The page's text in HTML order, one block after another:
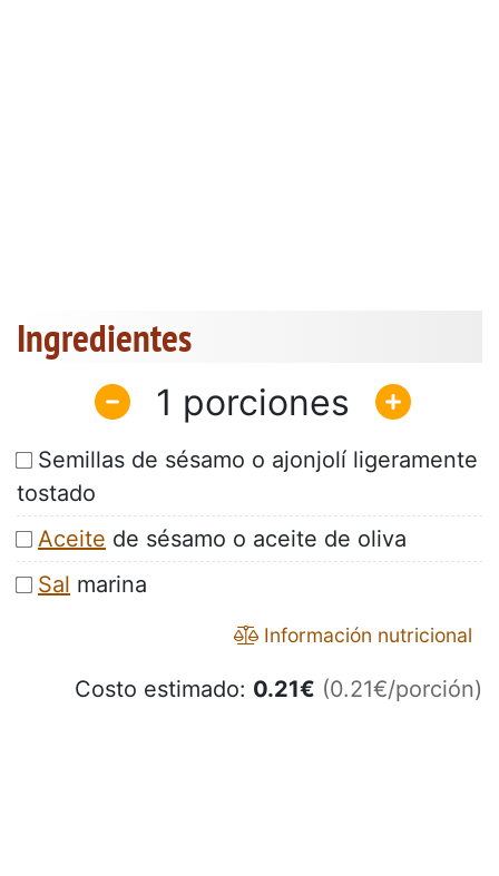
Ingredientes
1
Semillas de sésamo o ajonjolí ligeramente
tostado
Aceite de sésamo o aceite de oliva
Sal marina
Información nutricional
Costo estimado: 0.21€ (0.21€/porción)